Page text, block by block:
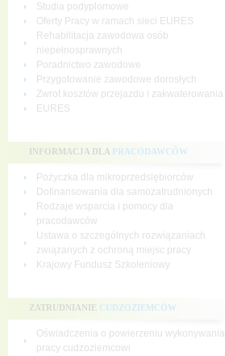
Studia podyplomowe
Oferty Pracy w ramach sieci EURES
Rehabilitacja zawodowa osób
niepełnosprawnych
Poradnictwo zawodowe
Przygotowanie zawodowe dorosłych
Zwrot kosztów przejazdu i zakwaterowania
EURES
INFORMACJA DLA PRACODAWCÓW
Pożyczka dla mikroprzedsiębiorców
Dofinansowania dla samozatrudnionych
Rodzaje wsparcia i pomocy dla
pracodawców
Ustawa o szczególnych rozwiązaniach
związanych z ochroną miejsc pracy
Krajowy Fundusz Szkoleniowy
ZATRUDNIANIE CUDZOZIEMCÓW
Oświadczenia o powierzeniu wykonywania
pracy cudzoziemcowi